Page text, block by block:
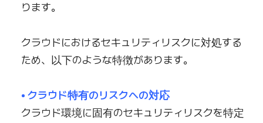
ります。
クラウドにおけるセキュリティリスクに対処する
ため、以下のような特徴があります。
• クラウド特有のリスクへの対応
クラウド環境に固有のセキュリティリスクを特定